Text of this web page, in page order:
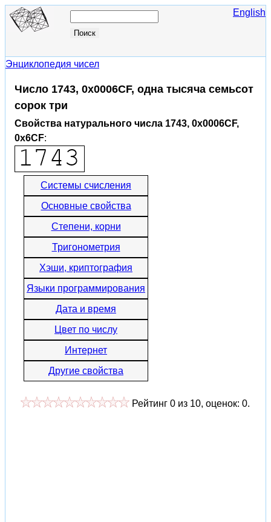
English
Энциклопедия чисел
Число 1743, 0x0006CF, одна тысяча семьсот
сорок три
Свойства натурального числа 1743, 0x0006CF,
0x6CF:
Системы счисления
Основные свойства
Степени, корни
Тригонометрия
Хэши, криптография
Языки программирования
Дата и время
Цвет по числу
Интернет
Другие свойства
Рейтинг 0 из 10, оценок: 0.